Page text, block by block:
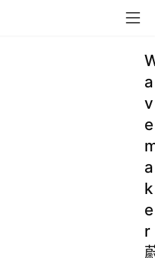
a
v
e
a
k
e
r